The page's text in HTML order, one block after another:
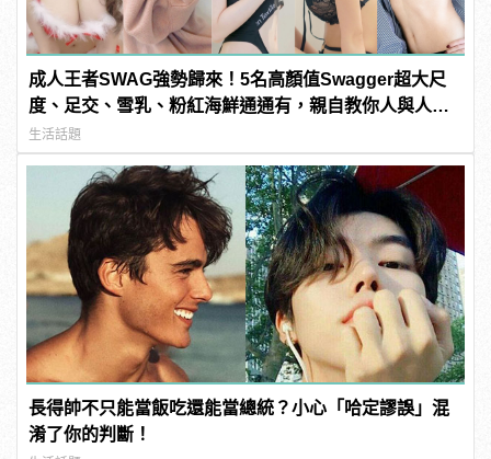
成人王者SWAG強勢歸來！5名高顏值Swagger超大尺
度、足交、雪乳、粉紅海鮮通通有，親自教你人與人的
連結！ | manfashion這樣變型男
生活話題
長得帥不只能當飯吃還能當總統？小心「哈定謬誤」混
淆了你的判斷！